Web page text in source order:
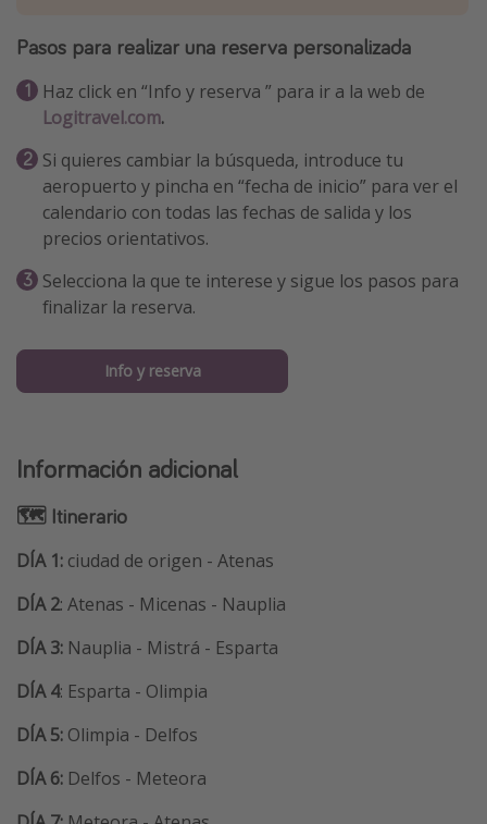
Pasos para realizar una reserva personalizada
Haz click en “Info y reserva ” para ir a la web de
Logitravel.com.
Si quieres cambiar la búsqueda, introduce tu
aeropuerto y pincha en “fecha de inicio” para ver el
calendario con todas las fechas de salida y los
precios orientativos.
Selecciona la que te interese y sigue los pasos para
finalizar la reserva.
Info y reserva
Información adicional
🗺 Itinerario
DÍA 1: ciudad de origen - Atenas
DÍA 2: Atenas - Micenas - Nauplia
DÍA 3: Nauplia - Mistrá - Esparta
DÍA 4: Esparta - Olimpia
DÍA 5: Olimpia - Delfos
DÍA 6: Delfos - Meteora